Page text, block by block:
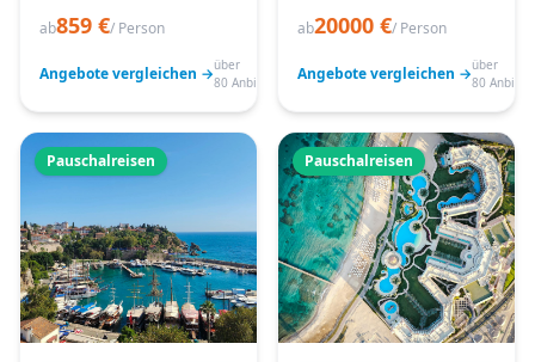
ab859 €/ Person
Angebote vergleichen →über
80 Anbieter
ab20000 €/ Person
Angebote vergleichen →über
80
Pauschalreisen Pauschalreisen